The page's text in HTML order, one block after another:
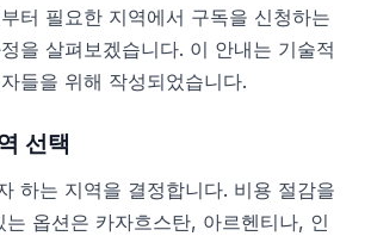
터 필요한 지역에서 구독을 신청하는
을 살펴보겠습니다. 이 안내는 기술적
들을 위해 작성되었습니다.
선택
하는 지역을 결정합니다. 비용 절감을
옵션은 카자흐스탄, 아르헨티나, 인